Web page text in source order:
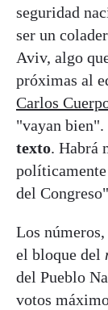
seguridad
ser un
Aviv, algo
próximas al
Carlos
"vayan bien".
texto. Habrá
del
Los
el bloque del
del Pueblo
votos